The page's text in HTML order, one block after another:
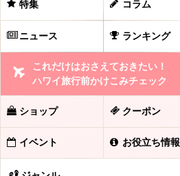
特集 コラム
ニュース ランキング
これだけはおさえておきたい！
ハワイ旅行前かけこみチェック
ショップ クーポン
イベント お役立ち情報